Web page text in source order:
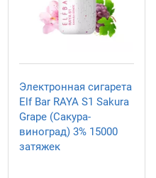
Электронная сигарета
Elf Bar RAYA S1 Sakura
Grape (Сакура-
виноград) 3% 15000
затяжек